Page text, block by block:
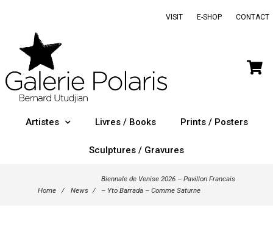
VISIT E-SHOP CONTACT
Artistes Livres / Books Prints / Posters
Sculptures / Gravures
Home / News /
Biennale de Venise 2026 – Pavillon Francais
– Yto Barrada – Comme Saturne